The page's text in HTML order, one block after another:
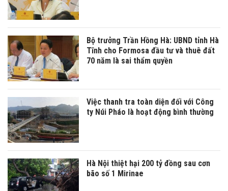
Bộ trưởng Trần Hồng Hà: UBND tỉnh Hà
Tĩnh cho Formosa đầu tư và thuê đất
70 năm là sai thẩm quyền
Việc thanh tra toàn diện đối với Công
ty Núi Pháo là hoạt động bình thường
Hà Nội thiệt hại 200 tỷ đồng sau cơn
bão số 1 Mirinae